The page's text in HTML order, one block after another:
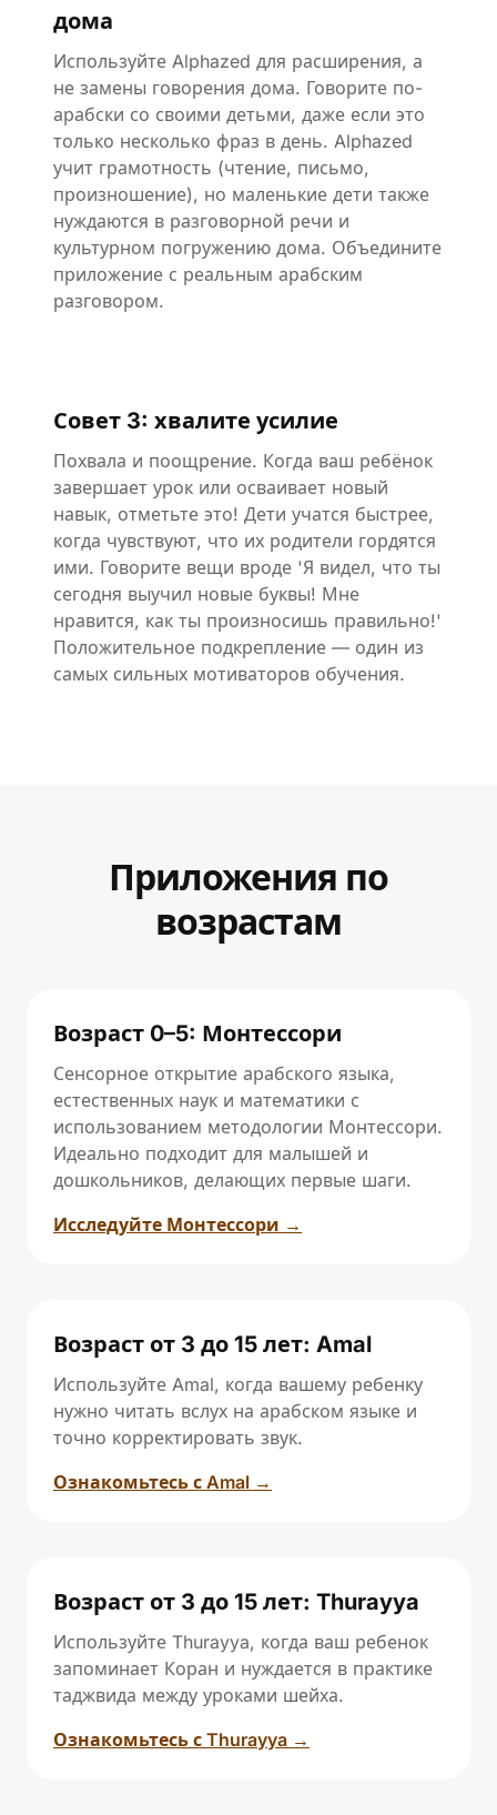
дома
Используйте Alphazed для расширения, а
не замены говорения дома. Говорите по-
арабски со своими детьми, даже если это
только несколько фраз в день. Alphazed
учит грамотность (чтение, письмо,
произношение), но маленькие дети также
нуждаются в разговорной речи и
культурном погружению дома. Объедините
приложение с реальным арабским
разговором.
Совет 3: хвалите усилие
Похвала и поощрение. Когда ваш ребёнок
завершает урок или осваивает новый
навык, отметьте это! Дети учатся быстрее,
когда чувствуют, что их родители гордятся
ими. Говорите вещи вроде 'Я видел, что ты
сегодня выучил новые буквы! Мне
нравится, как ты произносишь правильно!'
Положительное подкрепление — один из
самых сильных мотиваторов обучения.
Приложения по
возрастам
Возраст 0–5: Монтессори
Сенсорное открытие арабского языка,
естественных наук и математики с
использованием методологии Монтессори.
Идеально подходит для малышей и
дошкольников, делающих первые шаги.
Исследуйте Монтессори →
Возраст от 3 до 15 лет: Amal
Используйте Amal, когда вашему ребенку
нужно читать вслух на арабском языке и
точно корректировать звук.
Ознакомьтесь с Amal →
Возраст от 3 до 15 лет: Thurayya
Используйте Thurayya, когда ваш ребенок
запоминает Коран и нуждается в практике
таджвида между уроками шейха.
Ознакомьтесь с Thurayya →